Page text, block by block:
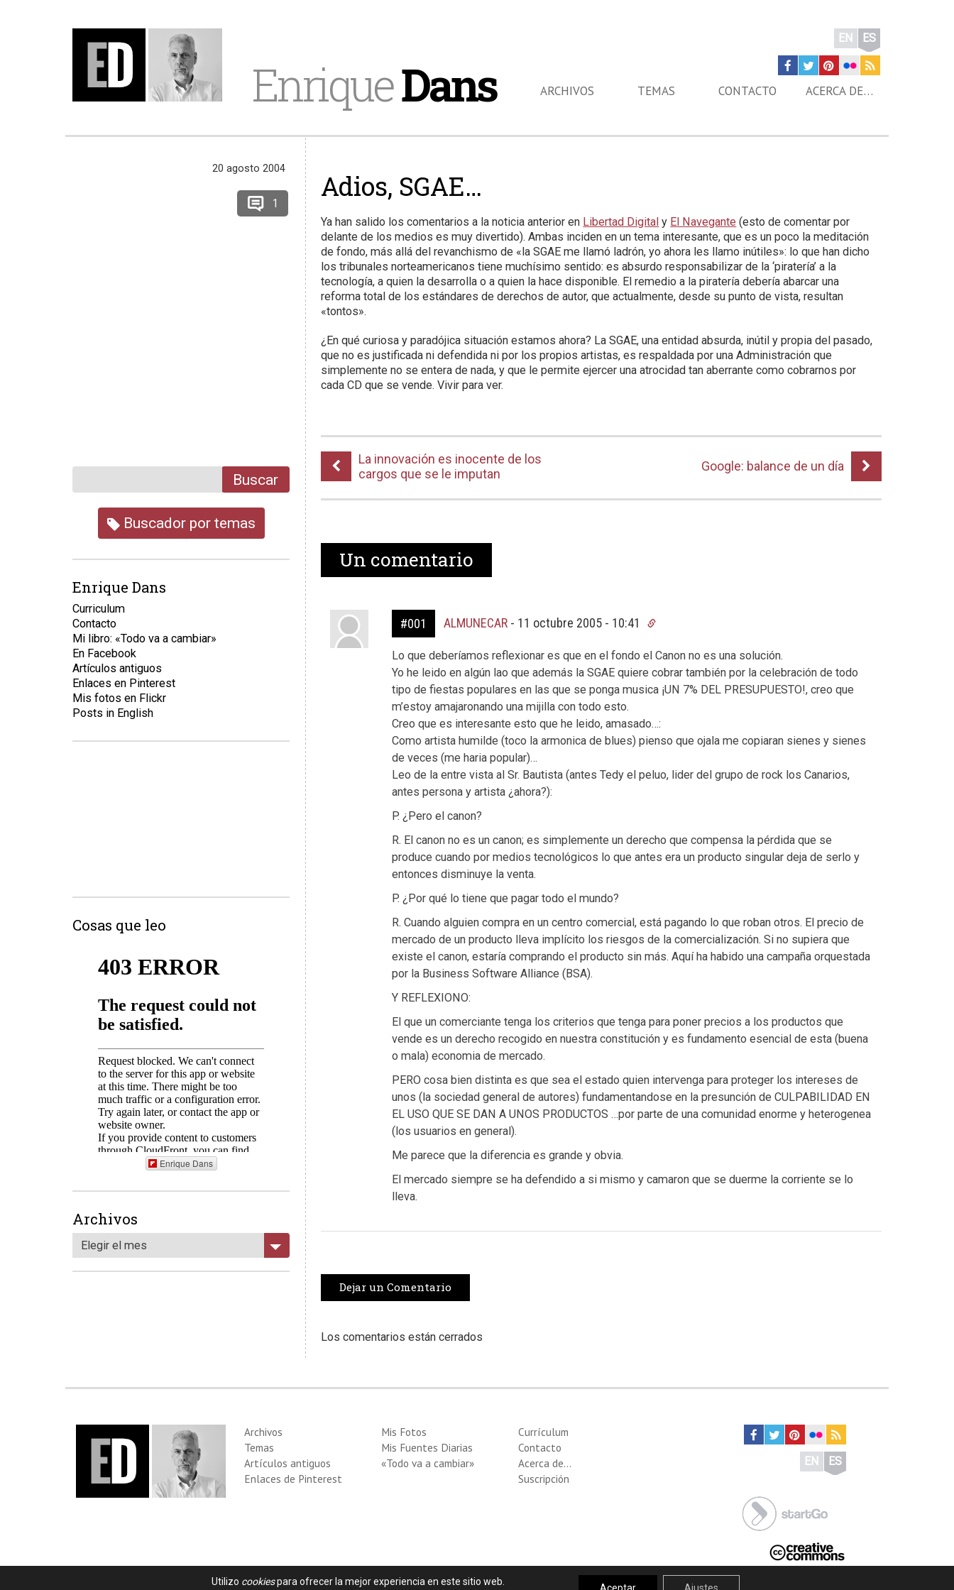
EnriqueDans
EN ES
ARCHIVOS TEMAS CONTACTO ACERCA DE…
Adios, SGAE…
Ya han salido los comentarios a la noticia anterior en Libertad Digital y El Navegante (esto de comentar por
delante de los medios es muy divertido). Ambas inciden en un tema interesante, que es un poco la meditación
de fondo, más allá del revanchismo de «la SGAE me llamó ladrón, yo ahora les llamo inútiles»: lo que han dicho
los tribunales norteamericanos tiene muchísimo sentido: es absurdo responsabilizar de la ‘piratería’ a la
tecnología, a quien la desarrolla o a quien la hace disponible. El remedio a la piratería debería abarcar una
reforma total de los estándares de derechos de autor, que actualmente, desde su punto de vista, resultan
«tontos».
¿En qué curiosa y paradójica situación estamos ahora? La SGAE, una entidad absurda, inútil y propia del pasado,
que no es justificada ni defendida ni por los propios artistas, es respaldada por una Administración que
simplemente no se entera de nada, y que le permite ejercer una atrocidad tan aberrante como cobrarnos por
cada CD que se vende. Vivir para ver.
La innovación es inocente de los
cargos que se le imputan
Google: balance de un día
Un comentario
#001 ALMUNECAR- 11 octubre 2005 - 10:41
Lo que deberíamos reflexionar es que en el fondo el Canon no es una solución.
Yo he leido en algún lao que además la SGAE quiere cobrar también por la celebración de todo
tipo de fiestas populares en las que se ponga musica ¡UN 7% DEL PRESUPUESTO!, creo que
m’estoy amajaronando una mijilla con todo esto.
Creo que es interesante esto que he leido, amasado…:
Como artista humilde (toco la armonica de blues) pienso que ojala me copiaran sienes y sienes
de veces (me haria popular)…
Leo de la entre vista al Sr. Bautista (antes Tedy el peluo, lider del grupo de rock los Canarios,
antes persona y artista ¿ahora?):
P. ¿Pero el canon?
R. El canon no es un canon; es simplemente un derecho que compensa la pérdida que se
produce cuando por medios tecnológicos lo que antes era un producto singular deja de serlo y
entonces disminuye la venta.
P. ¿Por qué lo tiene que pagar todo el mundo?
R. Cuando alguien compra en un centro comercial, está pagando lo que roban otros. El precio de
mercado de un producto lleva implícito los riesgos de la comercialización. Si no supiera que
existe el canon, estaría comprando el producto sin más. Aquí ha habido una campaña orquestada
por la Business Software Alliance (BSA).
Y REFLEXIONO:
El que un comerciante tenga los criterios que tenga para poner precios a los productos que
vende es un derecho recogido en nuestra constitución y es fundamento esencial de esta (buena
o mala) economia de mercado.
PERO cosa bien distinta es que sea el estado quien intervenga para proteger los intereses de
unos (la sociedad general de autores) fundamentandose en la presunción de CULPABILIDAD EN
EL USO QUE SE DAN A UNOS PRODUCTOS …por parte de una comunidad enorme y heterogenea
(los usuarios en general).
Me parece que la diferencia es grande y obvia.
El mercado siempre se ha defendido a si mismo y camaron que se duerme la corriente se lo
lleva.
Dejar un Comentario
Los comentarios están cerrados
20 agosto 2004
1
Buscar
Buscador por temas
Enrique Dans
Curriculum
Contacto
Mi libro: «Todo va a cambiar»
En Facebook
Artículos antiguos
Enlaces en Pinterest
Mis fotos en Flickr
Posts in English
Cosas que leo
Enrique Dans
Archivos
Elegir el mes
Archivos
Temas
Artículos antiguos
Enlaces de Pinterest
Mis Fotos
Mis Fuentes Diarias
«Todo va a cambiar»
Currículum
Contacto
Acerca de…
Suscripción
EN ES
Utilizo cookiespara ofrecer la mejor experiencia en este sitio web.